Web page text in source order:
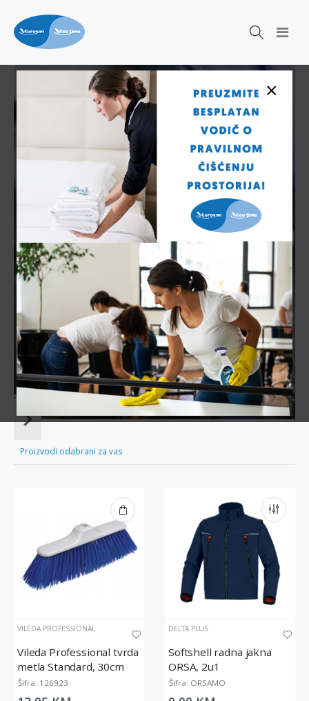
×
Čišćenje nikad nije bilo lakše!
Sve za čišćenje tvog doma nadohvat ruke!
Item
ofProizvodi odabrani za vas
VILEDA PROFESSIONAL
Vileda Professional tvrda
metla Standard, 30cm
Šifra: 126923
DELTA PLUS
Softshell radna jakna
ORSA, 2u1
Šifra: ORSAMO